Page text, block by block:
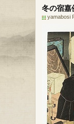
冬の宿
yamabosi